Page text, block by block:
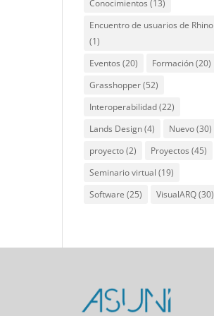
Conocimientos (13)
Encuentro de usuarios de Rhino
(1)
Eventos (20) Formación(20)
Grasshopper(52)
Interoperabilidad(22)
Lands Design(4) Nuevo(30)
proyecto(2) Proyectos (45)
Seminario virtual (19)
Software (25) VisualARQ(30)